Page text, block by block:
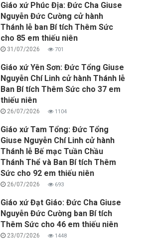
Giáo xứ Phúc Địa: Đức Cha Giuse
Nguyễn Đức Cường cử hành
Thánh lễ ban Bí tích Thêm Sức
cho 85 em thiếu niên
31/07/2026 701
Giáo xứ Yên Sơn: Đức Tổng Giuse
Nguyễn Chí Linh cử hành Thánh lễ
Ban Bí tích Thêm Sức cho 37 em
thiếu niên
26/07/2026 1104
Giáo xứ Tam Tổng: Đức Tổng
Giuse Nguyễn Chí Linh cử hành
Thánh lễ Bế mạc Tuần Chầu
Thánh Thể và Ban Bí tích Thêm
Sức cho 92 em thiếu niên
26/07/2026 693
Giáo xứ Đạt Giáo: Đức Cha Giuse
Nguyễn Đức Cường ban Bí tích
Thêm Sức cho 46 em thiếu niên
23/07/2026 1448